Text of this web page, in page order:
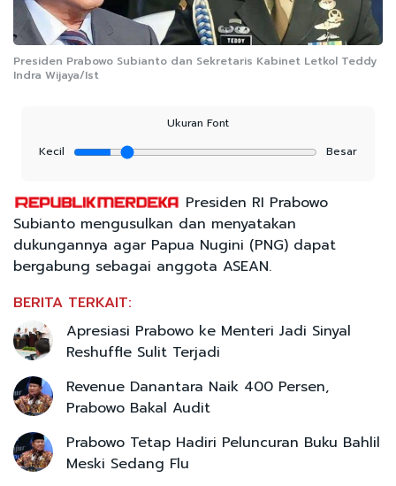
Presiden Prabowo Subianto dan Sekretaris Kabinet Letkol Teddy
Indra Wijaya/Ist
Ukuran Font
Kecil
Besar
Presiden RI Prabowo
Subianto mengusulkan dan menyatakan
dukungannya agar Papua Nugini (PNG) dapat
bergabung sebagai anggota ASEAN.
BERITA TERKAIT:
Apresiasi Prabowo ke Menteri Jadi Sinyal
Reshuffle Sulit Terjadi
Revenue Danantara Naik 400 Persen,
Prabowo Bakal Audit
Prabowo Tetap Hadiri Peluncuran Buku Bahlil
Meski Sedang Flu